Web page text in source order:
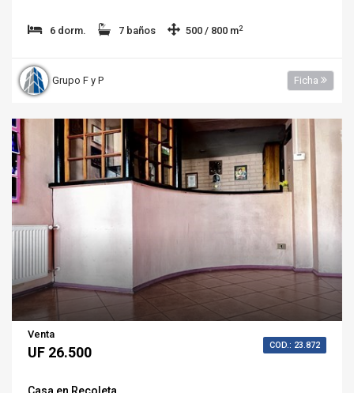
6 dorm. 7 baños 500 / 800 m2
Grupo F y P Ficha
Venta
UF 26.500 COD.: 23.872